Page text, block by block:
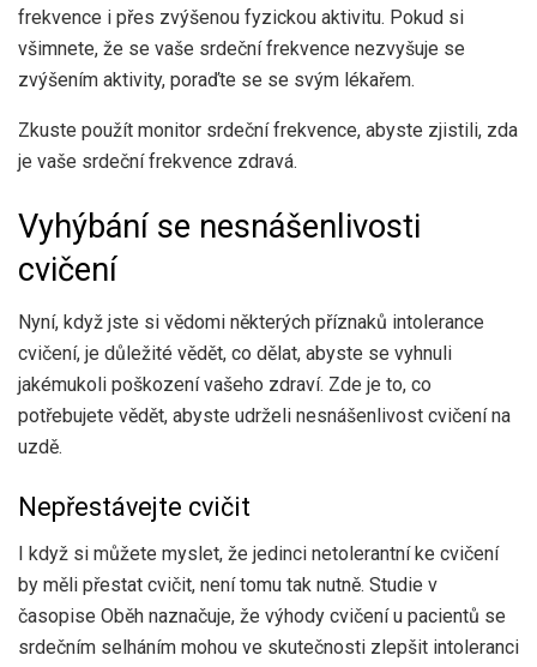
frekvence i přes zvýšenou fyzickou aktivitu. Pokud si
všimnete, že se vaše srdeční frekvence nezvyšuje se
zvýšením aktivity, poraďte se se svým lékařem.
Zkuste použít monitor srdeční frekvence, abyste zjistili, zda
je vaše srdeční frekvence zdravá.
Vyhýbání se nesnášenlivosti
cvičení
Nyní, když jste si vědomi některých příznaků intolerance
cvičení, je důležité vědět, co dělat, abyste se vyhnuli
jakémukoli poškození vašeho zdraví. Zde je to, co
potřebujete vědět, abyste udrželi nesnášenlivost cvičení na
uzdě.
Nepřestávejte cvičit
I když si můžete myslet, že jedinci netolerantní ke cvičení
by měli přestat cvičit, není tomu tak nutně. Studie v
časopise Oběh naznačuje, že výhody cvičení u pacientů se
srdečním selháním mohou ve skutečnosti zlepšit intoleranci